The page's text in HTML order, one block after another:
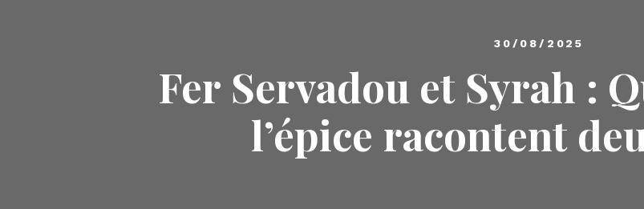
30/08/2025
Fer Servadou et Syrah :
l’épice racontent